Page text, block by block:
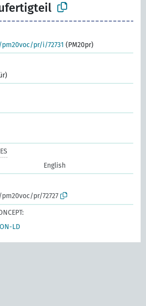
pr/i/72731 (PM20pr)
English
pr/72727
LD